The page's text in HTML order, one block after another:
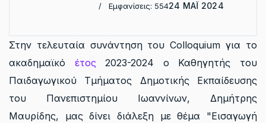
24 ΜΆΙ 2024
Εμφανίσεις: 554
Στην τελευταία συνάντηση του Colloquium για το
ακαδημαϊκό έτος2023-2024 ο Καθηγητής του
Παιδαγωγικού Τμήματος Δημοτικής Εκπαίδευσης
του Πανεπιστημίου Ιωαννίνων, Δημήτρης
Μαυρίδης, μας δίνει διάλεξη με θέμα "Εισαγωγή